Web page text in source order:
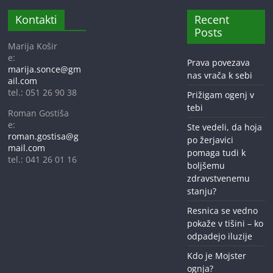
Kontakti
Marija Košir
e:
marija.sonce@gm
ail.com
tel.: 051 26 90 38
Roman Gostiša
e:
roman.gostisa@g
mail.com
tel.: 041 26 01 16
Recent
Posts
Prava povezava
nas vrača k sebi
Prižigam ogenj v
tebi
Ste vedeli, da hoja
po žerjavici
pomaga tudi k
boljšemu
zdravstvenemu
stanju?
Resnica se vedno
pokaže v tišini – ko
odpadejo iluzije
Kdo je Mojster
ognja?